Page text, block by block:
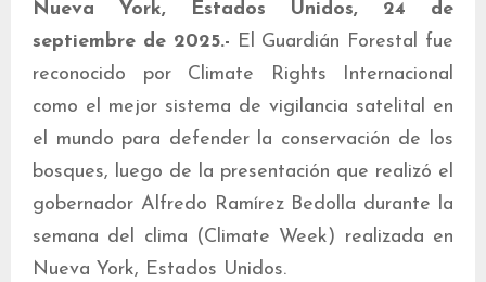
Nueva York, Estados Unidos, 24 de
septiembre de 2025.- El Guardián Forestal fue
reconocido por Climate Rights Internacional
como el mejor sistema de vigilancia satelital en
el mundo para defender la conservación de los
bosques, luego de la presentación que realizó el
gobernador Alfredo Ramírez Bedolla durante la
semana del clima (Climate Week) realizada en
Nueva York, Estados Unidos.